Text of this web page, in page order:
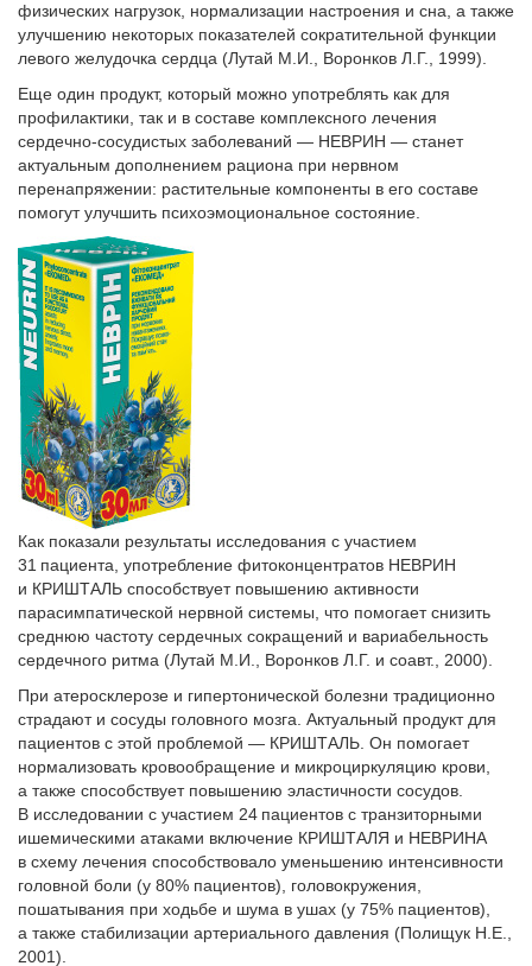
физических нагрузок, нормализации настроения и сна, а также
улучшению некоторых показателей сократительной функции
левого желудочка сердца (Лутай М.И., Воронков Л.Г., 1999).
Еще один продукт, который можно употреблять как для
профилактики, так и в составе комплексного лечения
сердечно-сосудистых заболеваний — НЕВРИН — станет
актуальным дополнением рацио­на при нервном
перенапряжении: растительные компоненты в его составе
помогут улучшить психо­эмоциональное состояние.
Как показали результаты исследования с участием
31 пациента, употребление фитоконцентратов НЕВРИН
и КРИШТАЛЬ способствует повышению активности
парасимпатической нервной системы, что помогает снизить
среднюю частоту сердечных сокращений и вариабельность
сердечного ритма (Лутай М.И., Воронков Л.Г. и соавт., 2000).
При атеросклерозе и гипертонической болезни традиционно
страдают и сосуды головного мозга. Актуальный продукт для
пациентов с этой проблемой — КРИШТАЛЬ. Он помогает
нормализовать кровообращение и микроциркуляцию крови,
а также способствует повышению эластичности сосудов.
В исследовании с участием 24 пациентов с транзиторными
ишемическими атаками включение КРИШТАЛЯ и НЕВРИНА
в схему лечения способствовало уменьшению интенсивности
головной боли (у 80% пациентов), головокружения,
пошатывания при ходьбе и шума в ушах (у 75% пациентов),
а также стабилизации артериального давления (Полищук Н.Е.,
2001).